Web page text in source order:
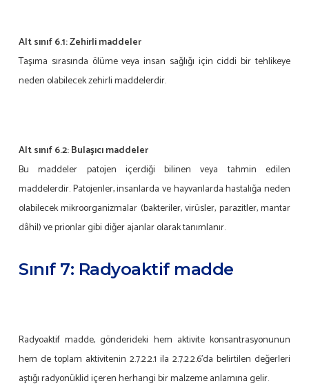
Alt sınıf 6.1: Zehirli maddeler
Taşıma sırasında ölüme veya insan sağlığı için ciddi bir tehlikeye
neden olabilecek zehirli maddelerdir.
Alt sınıf 6.2: Bulaşıcı maddeler
Bu maddeler patojen içerdiği bilinen veya tahmin edilen
maddelerdir. Patojenler, insanlarda ve hayvanlarda hastalığa neden
olabilecek mikroorganizmalar (bakteriler, virüsler, parazitler, mantar
dâhil) ve prionlar gibi diğer ajanlar olarak tanımlanır.
Sınıf 7: Radyoaktif madde
Radyoaktif madde, gönderideki hem aktivite konsantrasyonunun
hem de toplam aktivitenin 2.7.2.2.1 ila 2.7.2.2.6’da belirtilen değerleri
aştığı radyonüklid içeren herhangi bir malzeme anlamına gelir.